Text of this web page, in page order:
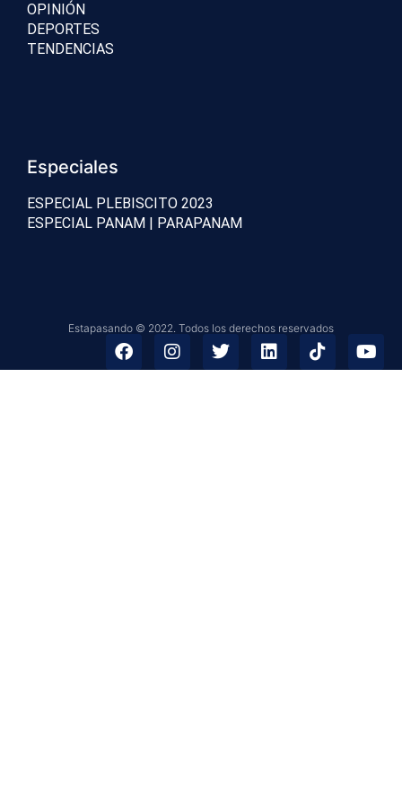
OPINIÓN
DEPORTES
TENDENCIAS
Especiales
ESPECIAL PLEBISCITO 2023
ESPECIAL PANAM | PARAPANAM
Estapasando © 2022. Todos los derechos reservados